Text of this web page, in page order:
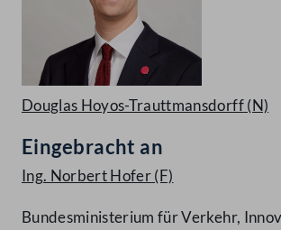
Douglas Hoyos-Trauttmansdorff(N)
Eingebracht an
Ing. Norbert Hofer(F)
Bundesministerium für Verkehr,